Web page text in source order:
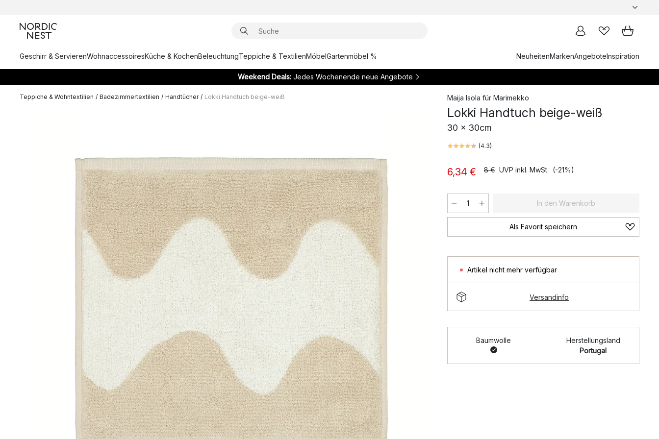
Geschirr & ServierenWohnaccessoiresKüche & KochenBeleuchtungTeppiche & TextilienMöbelGartenmöbel % NeuheitenMarkenAngeboteInspiration
Weekend Deals:Jedes Wochenende neue Angebote
Teppiche & Wohntextilien / Badezimmertextilien / Handtücher / Lokki Handtuch beige-weiß Maija Isola für Marimekko
Lokki Handtuch beige-weiß
30 x 30cm
(4.3)
6,34 € 8 € UVP inkl. MwSt. (-21%)
In den Warenkorb
Als Favorit speichern
Artikel nicht mehr verfügbar
Versandinfo
Baumwolle
Herstellungsland
Portugal